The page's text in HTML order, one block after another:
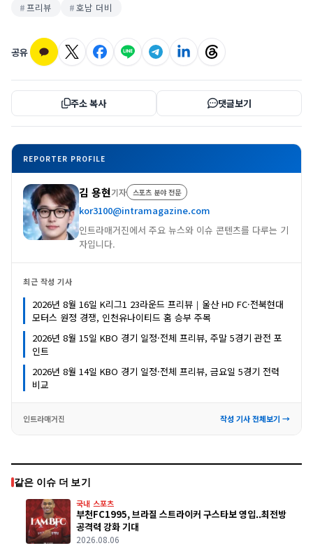
프리뷰
호남 더비
공유
주소 복사 댓글보기
REPORTER PROFILE
김 용현기자 스포츠 분야 전문
kor3100@intramagazine.com
인트라매거진에서 주요 뉴스와 이슈 콘텐츠를 다루는 기
자입니다.
최근 작성 기사
2026년 8월 16일 K리그1 23라운드 프리뷰｜울산 HD FC·전북현대
모터스 원정 경쟁, 인천유나이티드 홈 승부 주목
2026년 8월 15일 KBO 경기 일정·전체 프리뷰, 주말 5경기 관전 포
인트
2026년 8월 14일 KBO 경기 일정·전체 프리뷰, 금요일 5경기 전력
비교
인트라매거진 작성 기사 전체보기 →
같은 이슈 더 보기
국내 스포츠
부천FC1995, 브라질 스트라이커 구스타보 영입..최전방
공격력 강화 기대
2026.08.06